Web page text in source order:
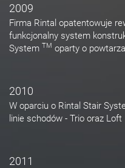
2009
Firma Rintal opatentowuje
funkcjonalny system
System TM oparty o
2010
W oparciu o Rintal Stair
linie schodów - Trio oraz Loft
2011